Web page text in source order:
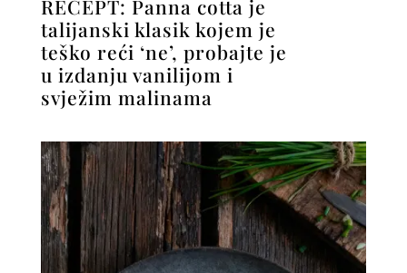
RECEPT: Panna cotta je
talijanski klasik kojem je
teško reći ‘ne’, probajte je
u izdanju vanilijom i
svježim malinama